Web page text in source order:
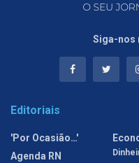
Siga-nos
Editoriais
'Por Ocasião…'
Agenda RN